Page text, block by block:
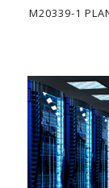
M20339-1